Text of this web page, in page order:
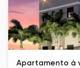
Apartamento à